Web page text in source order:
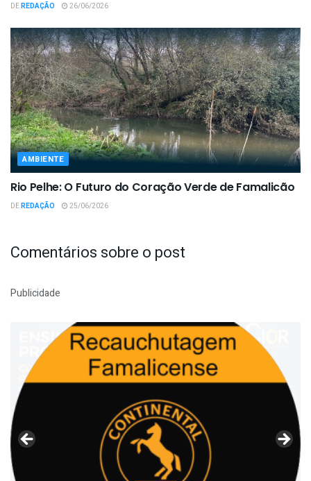
DEREDAÇÃO 26/06/2026
AMBIENTE
Rio Pelhe: O Futuro do Coração Verde de Famalicão
DEREDAÇÃO 25/06/2026
Comentários sobre o post
Publicidade